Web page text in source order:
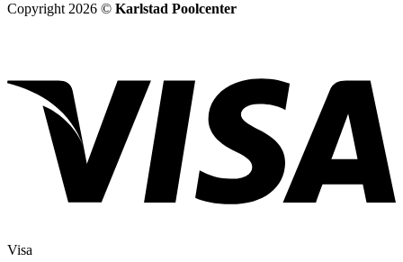
Copyright 2026 © Karlstad Poolcenter
Visa